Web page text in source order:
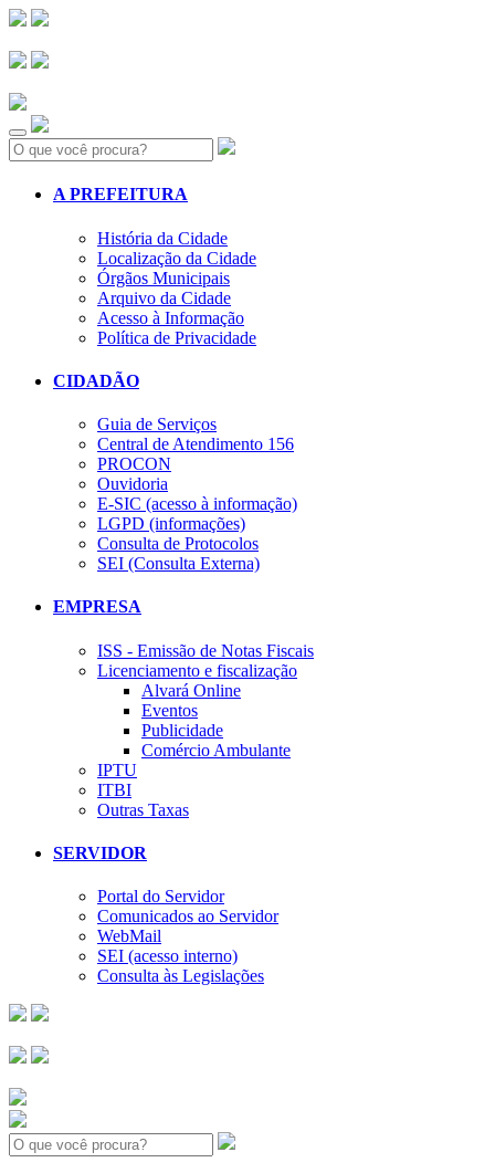
Search:
A PREFEITURA
História da Cidade
Localização da Cidade
Órgãos Municipais
Arquivo da Cidade
Acesso à Informação
Política de Privacidade
CIDADÃO
Guia de Serviços
Central de Atendimento 156
PROCON
Ouvidoria
E-SIC (acesso à informação)
LGPD (informações)
Consulta de Protocolos
SEI (Consulta Externa)
EMPRESA
ISS - Emissão de Notas Fiscais
Licenciamento e fiscalização
Alvará Online
Eventos
Publicidade
Comércio Ambulante
IPTU
ITBI
Outras Taxas
SERVIDOR
Portal do Servidor
Comunicados ao Servidor
WebMail
SEI (acesso interno)
Consulta às Legislações
Search: